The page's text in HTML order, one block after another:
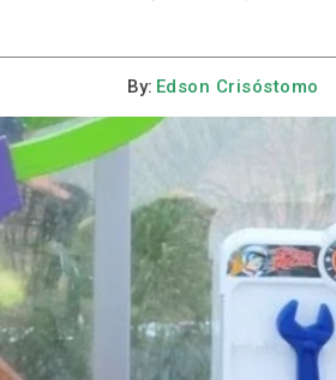
By: Edson Crisóstomo